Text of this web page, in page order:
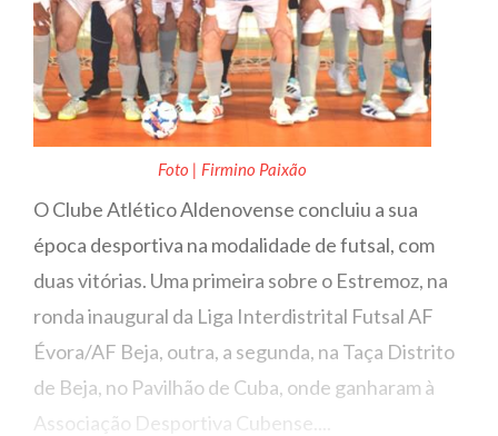
Foto | Firmino Paixão
O Clube Atlético Aldenovense concluiu a sua
época desportiva na modalidade de futsal, com
duas vitórias. Uma primeira sobre o Estremoz, na
ronda inaugural da Liga Interdistrital Futsal AF
Évora/AF Beja, outra, a segunda, na Taça Distrito
de Beja, no Pavilhão de Cuba, onde ganharam à
Associação Desportiva Cubense....